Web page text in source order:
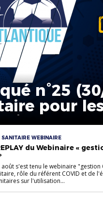
n°25
pour
SANITAIRE WEBINAIRE
du Webinaire «
s'est tenu le webinaire "gestion
rôle du référent COVID et de
sur l'utilisation...